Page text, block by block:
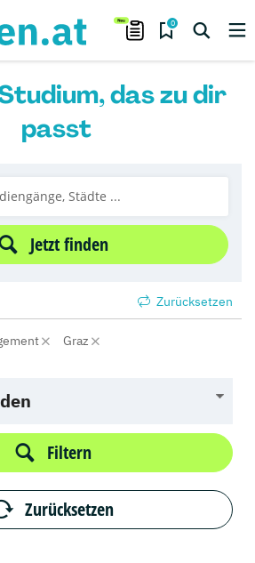
0
das zu dir
passt
Jetzt finden
Zurücksetzen
Graz
Filtern
Zurücksetzen